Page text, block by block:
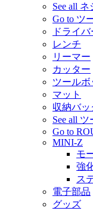
See all
Go to ツ
ドライバ
レンチ
リーマー
カッター
ツールボ
マット
収納バッ
See all ツ
Go to
MINI-Z
モ
強
ス
電子部品
グッズ